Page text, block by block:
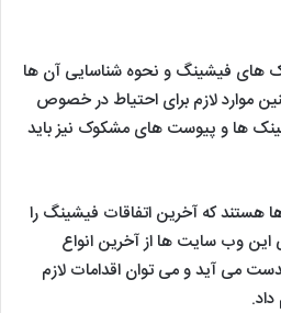
های فیشینگ و نحوه شناسایی آن ها
موارد لازم برای احتیاط در خصوص
ها و پیوست های مشکوک نیز باید
هستند که آخرین اتفاقات فیشینگ را
این وب سایت ها از آخرین انواع
می آید و می توان اقدامات لازم